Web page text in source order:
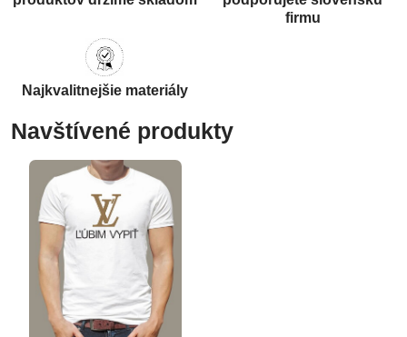
firmu
Najkvalitnejšie materiály
Navštívené produkty